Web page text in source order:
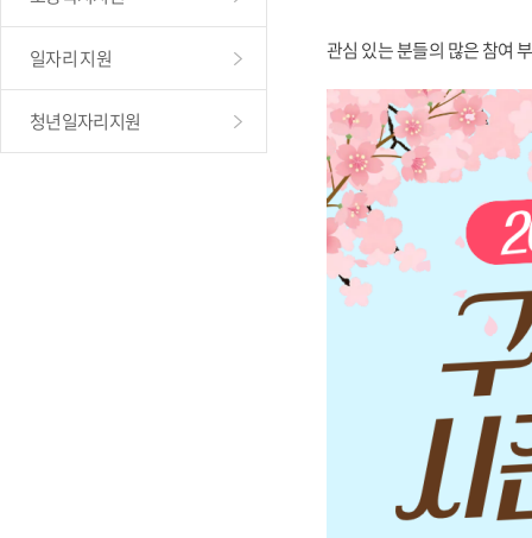
일자리 지원
청년일자리지원
관심 있는 분들의 많은 참여